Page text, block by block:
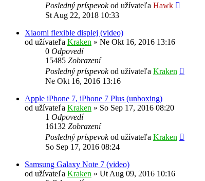
Posledný príspevokod užívateľa Hawk
St Aug 22, 2018 10:33
Xiaomi flexible displej (video)
od užívateľa Kraken » Ne Okt 16, 2016 13:16
0 Odpovedí
15485 Zobrazení
Posledný príspevokod užívateľa Kraken
Ne Okt 16, 2016 13:16
Apple iPhone 7, iPhone 7 Plus (unboxing)
od užívateľa Kraken » So Sep 17, 2016 08:20
1 Odpovedí
16132 Zobrazení
Posledný príspevokod užívateľa Kraken
So Sep 17, 2016 08:24
Samsung Galaxy Note 7 (video)
od užívateľa Kraken » Ut Aug 09, 2016 10:16